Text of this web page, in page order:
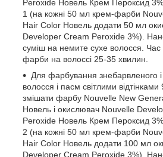
Peroxide Новель Крем Пероксид 3%
1 (на кожні 50 мл крем-фарби
Hair Color Новель додати 50 мл
Developer Cream Peroxide 3%).
суміш на немите сухе волосся. Час
фарби на волоссі 25-35 хвилин.
Для фарбування знебарвленого
волосся і пасм світлими
змішати фарбу Nouvelle New
Новель і окислювач Nouvelle
Peroxide Новель Крем Пероксид 3%
2 (на кожні 50 мл крем-фарби
Hair Color Новель додати 100 мл
Developer Cream Peroxide 3%).